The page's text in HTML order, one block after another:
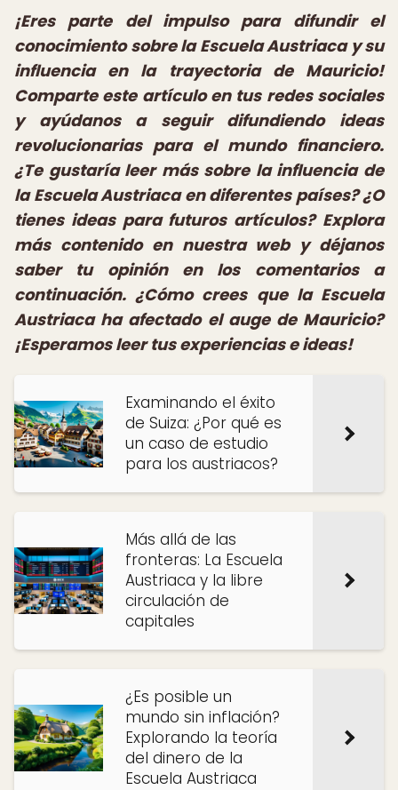
¡Eres parte del impulso para difundir el
conocimiento sobre la Escuela Austriaca y su
influencia en la trayectoria de Mauricio!
Comparte este artículo en tus redes sociales
y ayúdanos a seguir difundiendo ideas
revolucionarias para el mundo financiero.
¿Te gustaría leer más sobre la influencia de
la Escuela Austriaca en diferentes países? ¿O
tienes ideas para futuros artículos? Explora
más contenido en nuestra web y déjanos
saber tu opinión en los comentarios a
continuación. ¿Cómo crees que la Escuela
Austriaca ha afectado el auge de Mauricio?
¡Esperamos leer tus experiencias e ideas!
Examinando el éxito
de Suiza: ¿Por qué es
un caso de estudio
para los austriacos?
Más allá de las
fronteras: La Escuela
Austriaca y la libre
circulación de
capitales
¿Es posible un
mundo sin inflación?
Explorando la teoría
del dinero de la
Escuela Austriaca